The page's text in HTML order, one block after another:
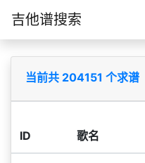
吉他谱搜索
当前共 204151 个求谱
ID 歌名